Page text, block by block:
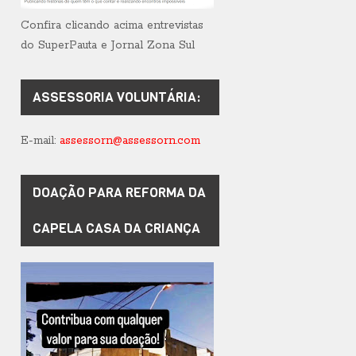
Confira clicando acima entrevistas
do SuperPauta e Jornal Zona Sul
ASSESSORIA VOLUNTÁRIA:
E-mail: assessorn@assessorn.com
DOAÇÃO PARA REFORMA DA
CAPELA CASA DA CRIANÇA